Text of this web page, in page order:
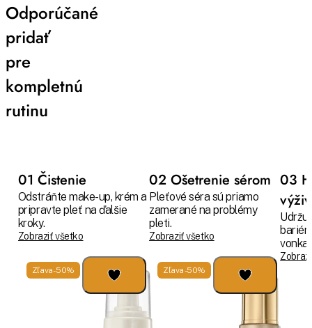
Odporúčané
pridať
pre
kompletnú
rutinu
01 Čistenie
Odstráňte make-up, krém a
pripravte pleť na ďalšie
kroky.
Zobraziť všetko
Zľava -50%
02 Ošetrenie sérom
Pleťové séra sú priamo
zamerané na problémy
pleti.
Zobraziť všetko
Zľava -50%
03